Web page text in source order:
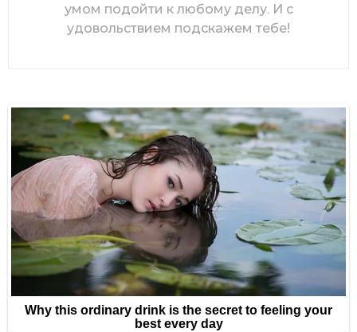
умом подойти к любому делу. И с
удовольствием подскажем тебе!